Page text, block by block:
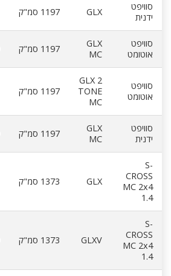
סוויפט
ידנית
GLX 1197 סמ"ק
סוויפט
אוטומט
GLX
MC
1197 סמ"ק
סוויפט
אוטומט
GLX 2
TONE
MC
1197 סמ"ק
סוויפט
ידנית
GLX
MC
1197 סמ"ק
S-
CROSS
MC 2x4
1.4
GLX 1373 סמ"ק
S-
CROSS
MC 2x4
1.4
GLXV 1373 סמ"ק